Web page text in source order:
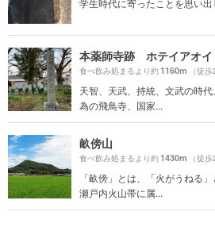
本薬師寺跡 ホテイアオイ
食べ飲み処まるより約1160m （徒歩
天智、天武、持統、文武の時
為の飛鳥寺、国家...
畝傍山
食べ飲み処まるより約1430m （徒歩
「畝傍」とは、「火がうねる
瀬戸内火山帯に属...